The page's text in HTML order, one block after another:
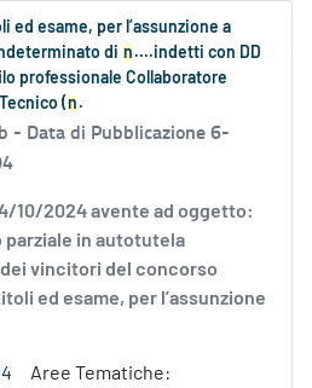
ed esame, per l’assunzione a
di n ....indetti con DD
professionale Collaboratore
(n .
- Data di Pubblicazione 6-
10/2024 avente ad oggetto:
parziale in autotutela
vincitori del concorso
ed esame, per l’assunzione
Aree Tematiche: